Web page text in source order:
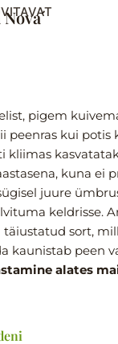
pigem
peenras kui potis
kliimas
kuna ei
juure
keldrisse.
täiustatud sort,
kaunistab peen
alates